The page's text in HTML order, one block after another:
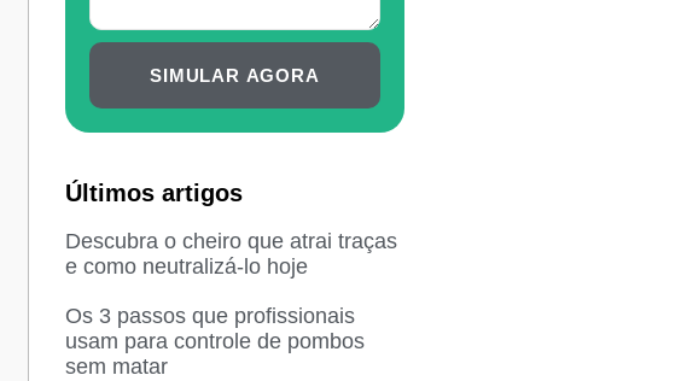
SIMULAR AGORA
Últimos artigos
Descubra o cheiro que atrai traças
e como neutralizá-lo hoje
Os 3 passos que profissionais
usam para controle de pombos
sem matar